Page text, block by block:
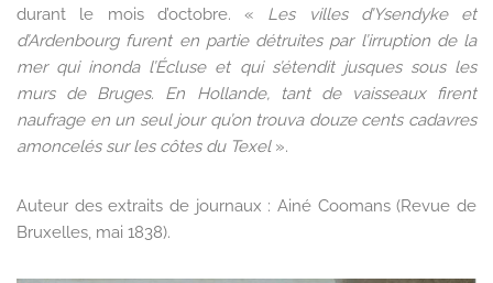
durant le mois d’octobre. « Les villes d’Ysendyke et
d’Ardenbourg furent en partie détruites par l’irruption de la
mer qui inonda l’Écluse et qui s’étendit jusques sous les
murs de Bruges. En Hollande, tant de vaisseaux firent
naufrage en un seul jour qu’on trouva douze cents cadavres
amoncelés sur les côtes du Texel ».
Auteur des extraits de journaux : Ainé Coomans (Revue de
Bruxelles, mai 1838).